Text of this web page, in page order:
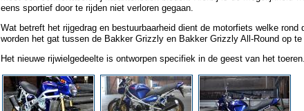
eens sportief door te rijden niet verloren gegaan.
Wat betreft het rijgedrag en bestuurbaarheid dient de motorfiets welke rond
worden het gat tussen de Bakker Grizzly en Bakker Grizzly All-Round op te
Het nieuwe rijwielgedeelte is ontworpen specifiek in de geest van het toeren.